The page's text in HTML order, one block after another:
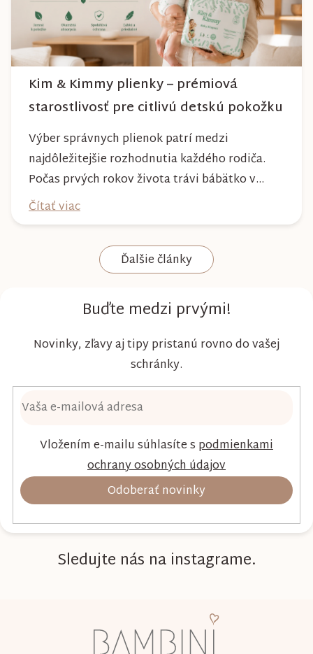
Kim & Kimmy plienky – prémiová
starostlivosť pre citlivú detskú pokožku
Výber správnych plienok patrí medzi
najdôležitejšie rozhodnutia každého rodiča.
Počas prvých rokov života trávi bábätko v
plienke väčšinu dňa, preto by mala poskytovať
nielen spoľahlivú ochranu, ale aj maximálny
komfort a šetrnosť k citlivej pokožke. Plienky
Kim & Kimmy boli vyvinuté s dôrazom na
Čítať viac
Ďalšie články
Buďte medzi prvými!
Novinky, zľavy aj tipy pristanú rovno do vašej
schránky.
Vložením e-mailu súhlasíte s podmienkami
ochrany osobných údajov
Odoberať novinky
Sledujte nás na instagrame.